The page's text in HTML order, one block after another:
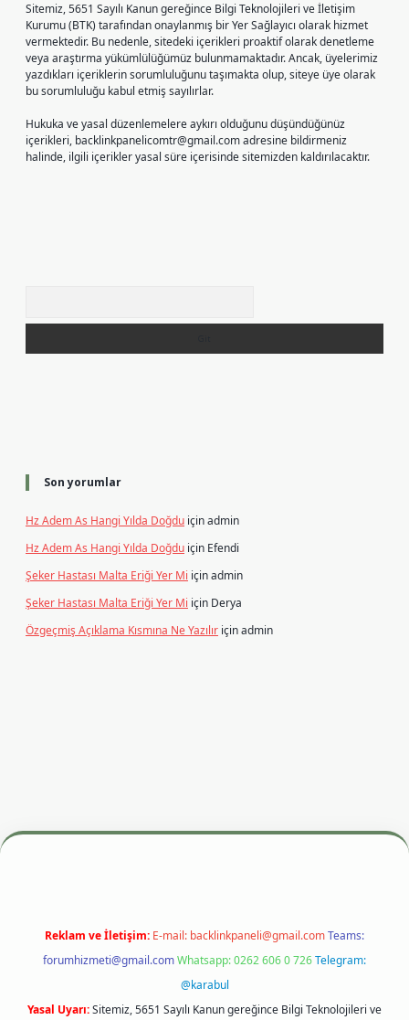
Sitemiz, 5651 Sayılı Kanun gereğince Bilgi Teknolojileri ve İletişim
Kurumu (BTK) tarafından onaylanmış bir Yer Sağlayıcı olarak hizmet
vermektedir. Bu nedenle, sitedeki içerikleri proaktif olarak denetleme
veya araştırma yükümlülüğümüz bulunmamaktadır. Ancak, üyelerimiz
yazdıkları içeriklerin sorumluluğunu taşımakta olup, siteye üye olarak
bu sorumluluğu kabul etmiş sayılırlar.
Hukuka ve yasal düzenlemelere aykırı olduğunu düşündüğünüz
içerikleri, backlinkpanelicomtr@gmail.comadresine bildirmeniz
halinde, ilgili içerikler yasal süre içerisinde sitemizden kaldırılacaktır.
Son yorumlar
Hz Adem As Hangi Yılda Doğdu içinadmin
Hz Adem As Hangi Yılda Doğdu için Efendi
Şeker Hastası Malta Eriği Yer Mi içinadmin
Şeker Hastası Malta Eriği Yer Mi için Derya
Özgeçmiş Açıklama Kısmına Ne Yazılır içinadmin
betexper.xyzm elexbet
Reklam ve İletişim: E-mail: backlinkpaneli@gmail.comTeams:
forumhizmeti@gmail.comWhatsapp: 0262 606 0 726Telegram:
@karabul
Yasal Uyarı:Sitemiz, 5651 Sayılı Kanun gereğince Bilgi Teknolojileri ve